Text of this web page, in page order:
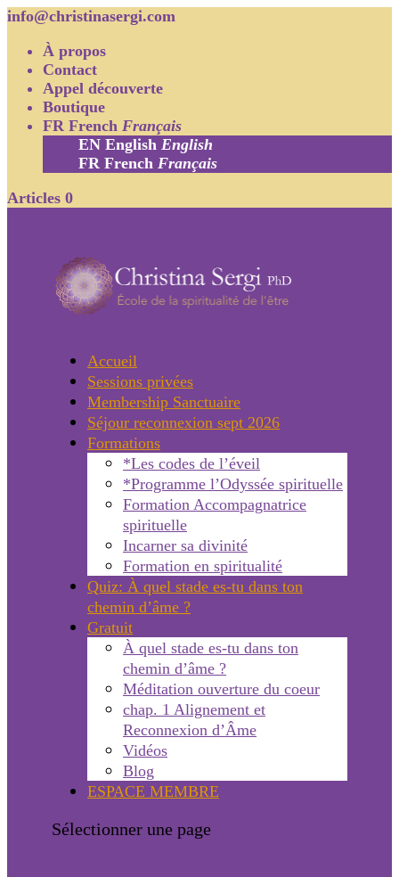
info@christinasergi.com
À propos
Contact
Appel découverte
Boutique
FR French Français
EN English English
FR French Français
Articles 0
Accueil
Sessions privées
Membership Sanctuaire
Séjour reconnexion sept 2026
Formations
*Les codes de l’éveil
*Programme l’Odyssée spirituelle
Formation Accompagnatrice
spirituelle
Incarner sa divinité
Formation en spiritualité
Quiz: À quel stade es-tu dans ton
chemin d’âme ?
Gratuit
À quel stade es-tu dans ton
chemin d’âme ?
Méditation ouverture du coeur
chap. 1 Alignement et
Reconnexion d’Âme
Vidéos
Blog
ESPACE MEMBRE
Sélectionner une page